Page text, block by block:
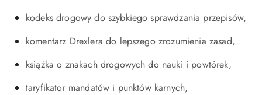
kodeks drogowy do szybkiego sprawdzania przepisów,
komentarz Drexlera do lepszego zrozumienia zasad,
książka o znakach drogowych do nauki i powtórek,
taryfikator mandatów i punktów karnych,